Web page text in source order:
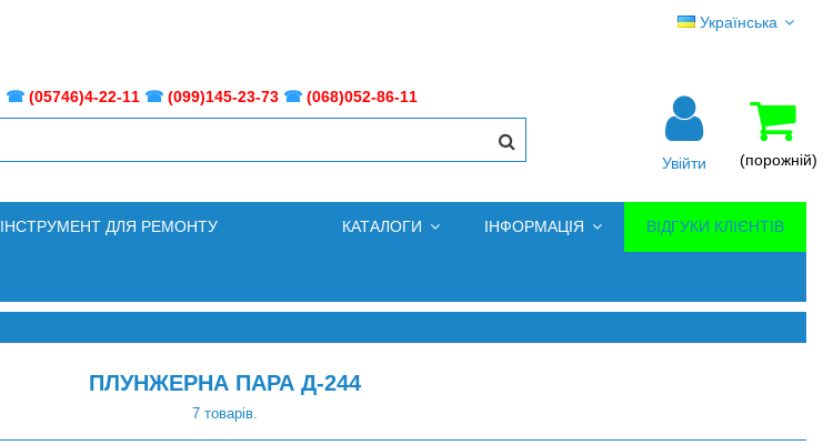
Українська
☎ (05746)4-22-11 ☎ (099)145-23-73 ☎ (068)052-86-11
(порожній)
Увійти
ІНСТРУМЕНТ ДЛЯ РЕМОНТУ ВІДГУКИ КЛІЄНТІВ
ІНФОРМАЦІЯ
КАТАЛОГИ
ПЛУНЖЕРНА ПАРА Д-244
7 товарів.